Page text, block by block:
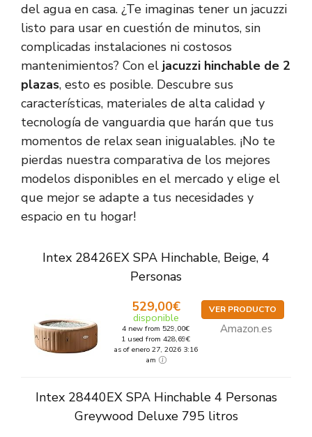
del agua en casa. ¿Te imaginas tener un jacuzzi
listo para usar en cuestión de minutos, sin
complicadas instalaciones ni costosos
mantenimientos? Con el jacuzzi hinchable de 2
plazas, esto es posible. Descubre sus
características, materiales de alta calidad y
tecnología de vanguardia que harán que tus
momentos de relax sean inigualables. ¡No te
pierdas nuestra comparativa de los mejores
modelos disponibles en el mercado y elige el
que mejor se adapte a tus necesidades y
espacio en tu hogar!
Intex 28426EX SPA Hinchable, Beige, 4
Personas
529,00€
disponible
4 new from 529,00€
1 used from 428,69€
as of enero 27, 2026 3:16
am
VER PRODUCTO
Amazon.es
Intex 28440EX SPA Hinchable 4 Personas
Greywood Deluxe 795 litros